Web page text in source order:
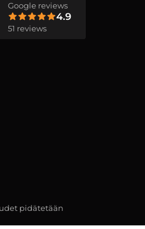
Google reviews
4.9
51 reviews
pidätetään